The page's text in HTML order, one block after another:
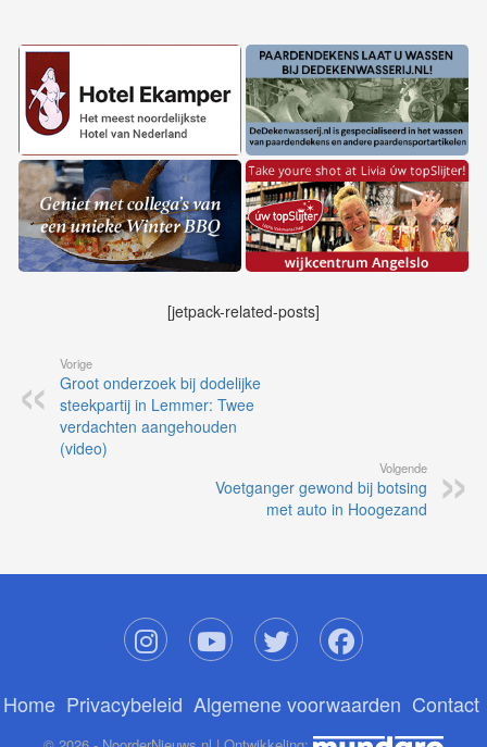
[jetpack-related-posts]
Vorige
Groot onderzoek bij dodelijke
steekpartij in Lemmer: Twee
verdachten aangehouden
(video)
Volgende
Voetganger gewond bij botsing
met auto in Hoogezand
Home Privacybeleid Algemene voorwaarden Contact